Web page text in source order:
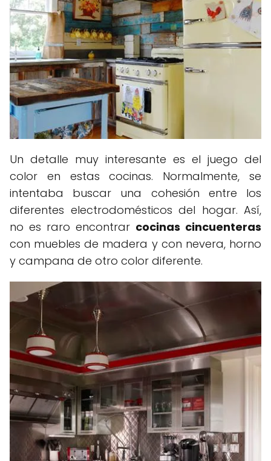
Un detalle muy interesante es el juego del
color en estas cocinas. Normalmente, se
intentaba buscar una cohesión entre los
diferentes electrodomésticos del hogar. Así,
no es raro encontrar cocinas cincuenteras
con muebles de madera y con nevera, horno
y campana de otro color diferente.